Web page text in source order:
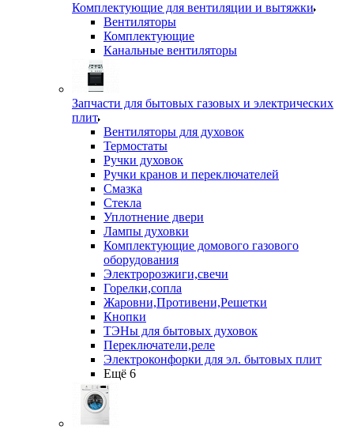
Комплектующие для вентиляции и вытяжки
Вентиляторы
Комплектующие
Канальные вентиляторы
Запчасти для бытовых газовых и электрических
плит
Вентиляторы для духовок
Термостаты
Ручки духовок
Ручки кранов и переключателей
Смазка
Стекла
Уплотнение двери
Лампы духовки
Комплектующие домового газового
оборудования
Электророзжиги,свечи
Горелки,сопла
Жаровни,Противени,Решетки
Кнопки
ТЭНы для бытовых духовок
Переключатели,реле
Электроконфорки для эл. бытовых плит
Ещё 6